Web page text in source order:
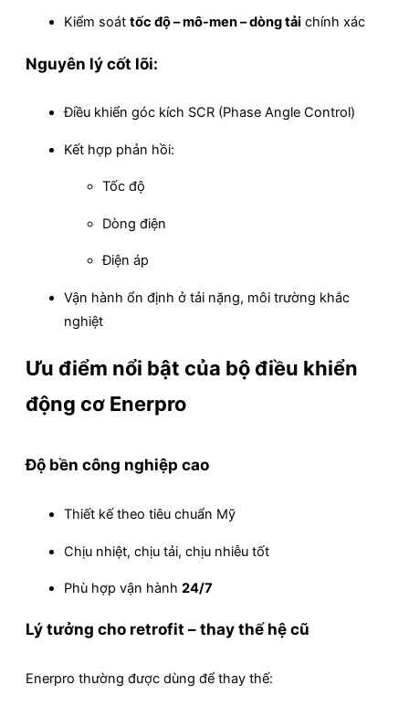
Kiểm soát tốc độ – mô-men – dòng tải chính xác
Nguyên lý cốt lõi:
Điều khiển góc kích SCR (Phase Angle Control)
Kết hợp phản hồi:
Tốc độ
Dòng điện
Điện áp
Vận hành ổn định ở tải nặng, môi trường khắc
nghiệt
Ưu điểm nổi bật của bộ điều khiển
động cơ Enerpro
Độ bền công nghiệp cao
Thiết kế theo tiêu chuẩn Mỹ
Chịu nhiệt, chịu tải, chịu nhiễu tốt
Phù hợp vận hành 24/7
Lý tưởng cho retrofit – thay thế hệ cũ
Enerpro thường được dùng để thay thế: